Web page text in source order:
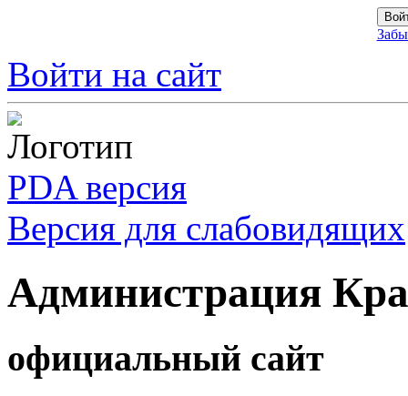
Войти на сайт
PDA версия
Версия для слабовидящих
Администрация
официальный сайт